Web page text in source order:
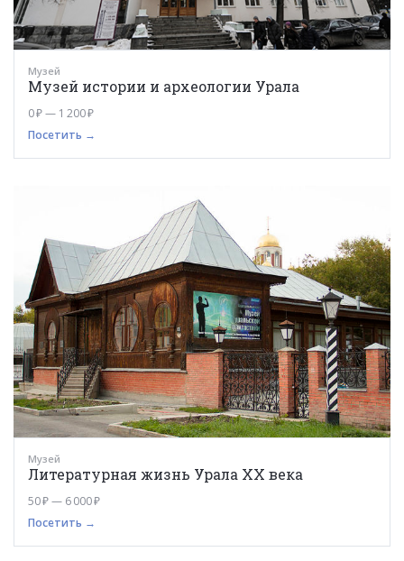
Музей
Музей истории и археологии Урала
0 ₽ — 1 200 ₽
Посетить →
Музей
Литературная жизнь Урала XX века
50 ₽ — 6 000 ₽
Посетить →